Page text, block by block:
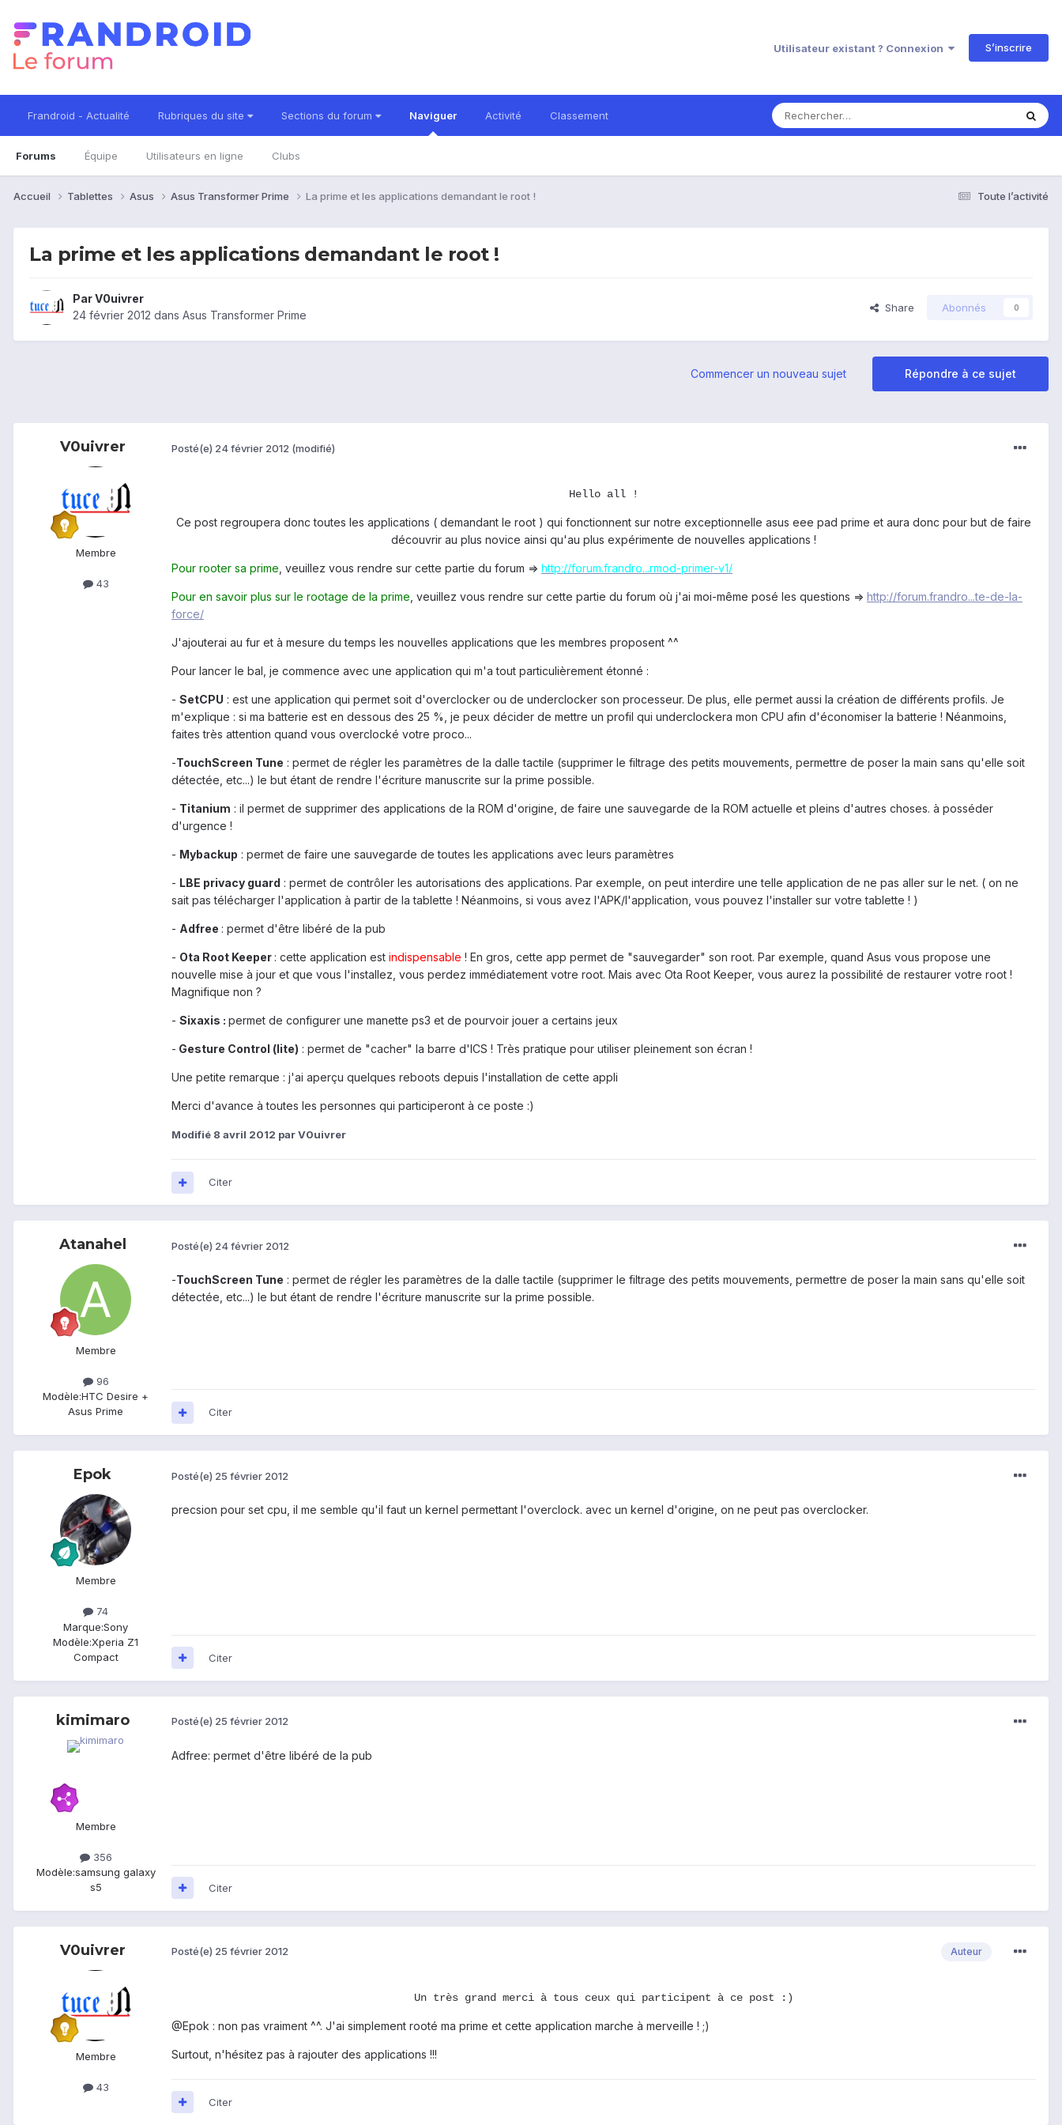
Utilisateur existant ? Connexion S’inscrire
Frandroid - Actualité Rubriques du site Sections du forum Naviguer
Forums Équipe Utilisateurs en ligne Clubs
Activité Classement
Toute l’activité
Accueil Tablettes Asus Asus Transformer Prime La prime et les applications demandant le root !
La prime et les applications demandant le root !
ParV0uivrer
24 février 2012 dans Asus Transformer Prime
Share Abonnés 0
Répondre à ce sujet
Commencer un nouveau sujet
V0uivrer
Membre
43
Posté(e) 24 février 2012 (modifié)
Hello all !
Ce post regroupera donc toutes les applications ( demandant le root ) qui fonctionnent sur notre exceptionnelle asus eee pad prime et aura donc pour but de faire
découvrir au plus novice ainsi qu'au plus expérimente de nouvelles applications !
Pour rooter sa prime , veuillez vous rendre sur cette partie du forum => http://forum.frandro...rmod-primer-v1/
Pour en savoir plus sur le rootage de la prime , veuillez vous rendre sur cette partie du forum où j'ai moi-même posé les questions => http://forum.frandro...te-de-la-
force/
J'ajouterai au fur et à mesure du temps les nouvelles applications que les membres proposent ^^
Pour lancer le bal, je commence avec une application qui m'a tout particulièrement étonné :
- SetCPU : est une application qui permet soit d'overclocker ou de underclocker son processeur. De plus, elle permet aussi la création de différents profils. Je
m'explique : si ma batterie est en dessous des 25 %, je peux décider de mettre un profil qui underclockera mon CPU afin d'économiser la batterie ! Néanmoins,
faites très attention quand vous overclocké votre proco...
-TouchScreen Tune : permet de régler les paramètres de la dalle tactile (supprimer le filtrage des petits mouvements, permettre de poser la main sans qu'elle soit
détectée, etc...) le but étant de rendre l'écriture manuscrite sur la prime possible.
- Titanium : il permet de supprimer des applications de la ROM d'origine, de faire une sauvegarde de la ROM actuelle et pleins d'autres choses. à posséder
d'urgence !
- Mybackup : permet de faire une sauvegarde de toutes les applications avec leurs paramètres
- LBE privacy guard : permet de contrôler les autorisations des applications. Par exemple, on peut interdire une telle application de ne pas aller sur le net. ( on ne
sait pas télécharger l'application à partir de la tablette ! Néanmoins, si vous avez l'APK/l'application, vous pouvez l'installer sur votre tablette ! )
- Adfree : permet d'être libéré de la pub
- Ota Root Keeper : cette application est indispensable ! En gros, cette app permet de "sauvegarder" son root. Par exemple, quand Asus vous propose une
nouvelle mise à jour et que vous l'installez, vous perdez immédiatement votre root. Mais avec Ota Root Keeper, vous aurez la possibilité de restaurer votre root !
Magnifique non ?
- Sixaxis : permet de configurer une manette ps3 et de pourvoir jouer a certains jeux
- Gesture Control (lite) : permet de "cacher" la barre d'ICS ! Très pratique pour utiliser pleinement son écran !
Une petite remarque : j'ai aperçu quelques reboots depuis l'installation de cette appli
Merci d'avance à toutes les personnes qui participeront à ce poste :)
Modifié 8 avril 2012 par V0uivrer
Citer
Atanahel
Membre
96
Modèle:HTC Desire +
Asus Prime
Posté(e) 24 février 2012
-TouchScreen Tune : permet de régler les paramètres de la dalle tactile (supprimer le filtrage des petits mouvements, permettre de poser la main sans qu'elle soit
détectée, etc...) le but étant de rendre l'écriture manuscrite sur la prime possible.
Citer
Epok
Membre
74
Marque:Sony
Modèle:Xperia Z1
Compact
Posté(e) 25 février 2012
precsion pour set cpu, il me semble qu'il faut un kernel permettant l'overclock. avec un kernel d'origine, on ne peut pas overclocker.
Citer
kimimaro
Membre
356
Modèle:samsung galaxy
s5
Posté(e) 25 février 2012
Adfree: permet d'être libéré de la pub
Citer
V0uivrer
Membre
43
Auteur
Posté(e) 25 février 2012
Un très grand merci à tous ceux qui participent à ce post :)
@Epok : non pas vraiment ^^. J'ai simplement rooté ma prime et cette application marche à merveille ! ;)
Surtout, n'hésitez pas à rajouter des applications !!!
Citer